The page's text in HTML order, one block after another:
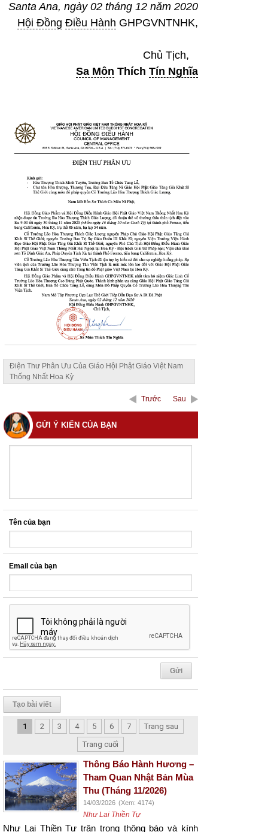
Santa Ana, ngày 02 tháng 12 năm 2020
Hội Đồng Điều Hành GHPGVNTNHK,
Chủ Tịch,
Sa Môn Thích Tín Nghĩa
Điện Thư Phân Ưu Của Giáo Hội Phật Giáo Việt Nam
Thống Nhất Hoa Kỳ
Trước Sau
GỬI Ý KIẾN CỦA BẠN
Tên của bạn
Email của bạn
Tạo bài viết
1 2 3 4 5 6 7
Trang sau
Trang cuối
Thông Báo Hành Hương –
Tham Quan Nhật Bản Mùa
Thu (Tháng 11/2026)
14/03/2026 (Xem: 4174)
Như Lai Thiền Tự
Như Lai ThiềnTựtrân trọng thông báo và kính